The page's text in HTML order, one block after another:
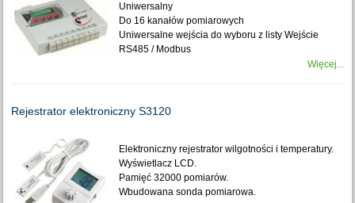
Uniwersalny
Do 16 kanałów pomiarowych
Uniwersalne wejścia do wyboru z listy Wejście
RS485 / Modbus
Więcej...
Rejestrator elektroniczny S3120
Elektroniczny rejestrator wilgotności i temperatury.
Wyświetlacz LCD.
Pamięć 32000 pomiarów.
Wbudowana sonda pomiarowa.